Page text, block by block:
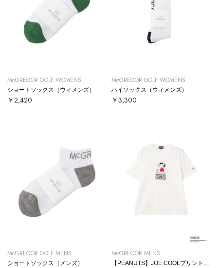
McGREGOR GOLF WOMENS
ショートソックス（ウィメンズ）
￥2,420
McGREGOR GOLF WOMENS
ハイソックス（ウィメンズ）
￥3,300
McGREGOR GOLF MENS
ショートソックス（メンズ）
McGREGOR MENS
【PEANUTS】JOE COOLプリントTシャツ